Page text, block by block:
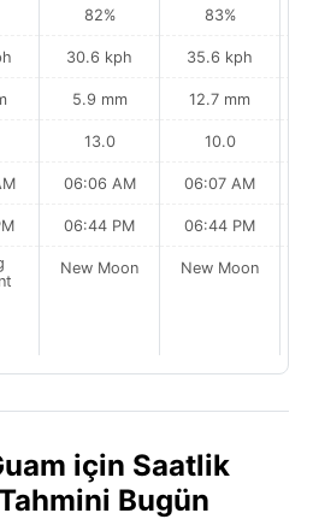
82%
30.6 kph
5.9 mm
13.0
06:06 AM
06:44 PM
New Moon
83%
35.6 kph
12.7 mm
10.0
06:07 AM
06:44 PM
New Moon
için Saatlik
Bugün